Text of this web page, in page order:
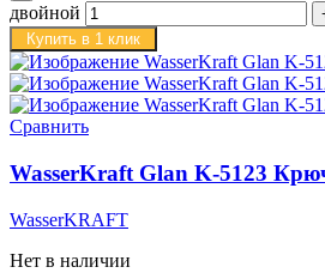
двойной
Купить в 1 клик
Сравнить
WasserKraft Glan K-5123
WasserKRAFT
Нет в наличии